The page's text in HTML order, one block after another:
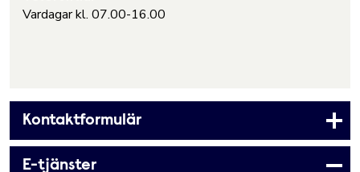
Vardagar kl. 07.00-16.00
Kontaktformulär
E-tjänster